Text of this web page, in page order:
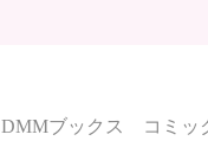
DMMブックス コミッ